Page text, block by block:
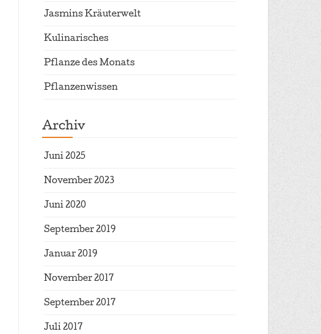
Jasmins Kräuterwelt
Kulinarisches
Pflanze des Monats
Pflanzenwissen
Archiv
Juni 2025
November 2023
Juni 2020
September 2019
Januar 2019
November 2017
September 2017
Juli 2017